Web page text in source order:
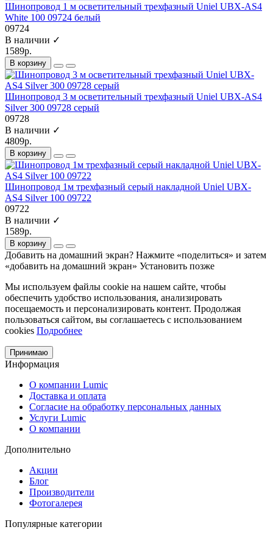
Шинопровод 1 м осветительный трехфазный Uniel UBX-AS4
White 100 09724 белый
09724
В наличии ✓
1589р.
В корзину
Шинопровод 3 м осветительный трехфазный Uniel UBX-AS4
Silver 300 09728 серый
09728
В наличии ✓
4809р.
В корзину
Шинопровод 1м трехфазный серый накладной Uniel UBX-
AS4 Silver 100 09722
09722
В наличии ✓
1589р.
В корзину
Добавить на домашний экран? Нажмите «поделиться» и затем
«добавить на домашний экран» Установить позже
Мы используем файлы cookie на нашем сайте, чтобы
обеспечить удобство использования, анализировать
посещаемость и персонализировать контент. Продолжая
пользоваться сайтом, вы соглашаетесь с использованием
cookies Подробнее
Принимаю
Информация
О компании Lumic
Доставка и оплата
Согласие на обработку персональных данных
Услуги Lumic
О компании
Дополнительно
Акции
Блог
Производители
Фотогалерея
Популярные категории